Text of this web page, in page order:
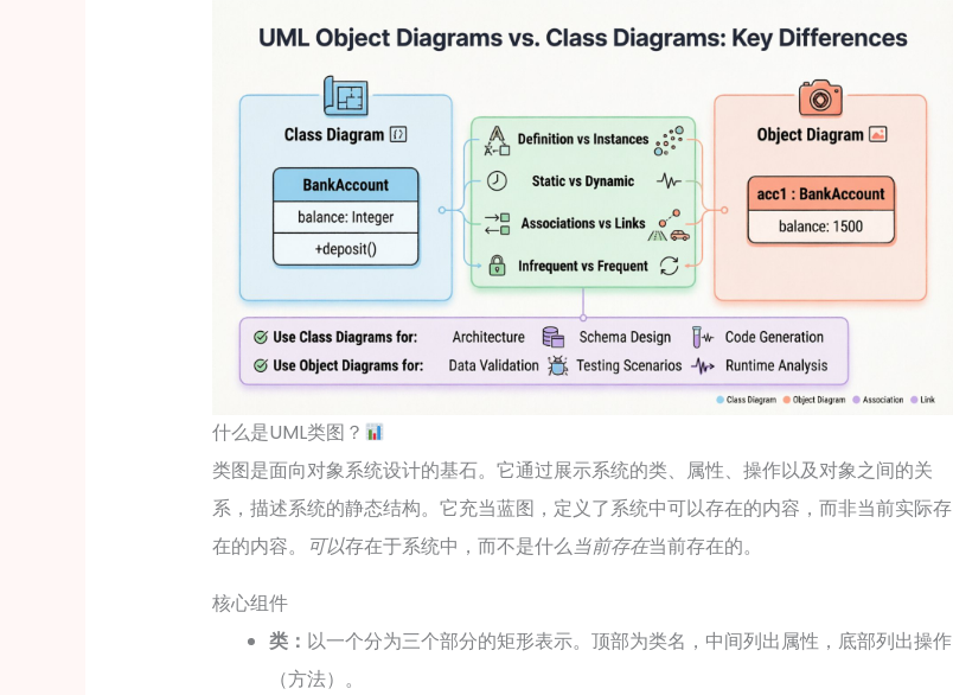
什么是UML类图？
类图是面向对象系统设计的基石。它通过展示系统的类、属性、操作以及对象之间的关
系，描述系统的静态结构。它充当蓝图，定义了系统中可以存在的内容，而非当前实际存
在的内容。
可以存在于系统中，而不是什么当前存在当前存在的。
核心组件
类： 以一个分为三个部分的矩形表示。顶部为类名，中间列出属性，底部列出操作
（方法）。